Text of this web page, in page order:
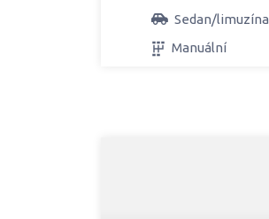
Sedan/limuzína
Manuální